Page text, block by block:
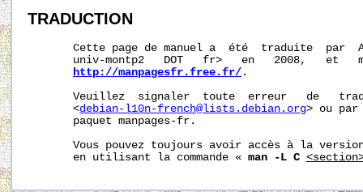
TRADUCTION
Cette page de manuel a  été  traduite  par
univ-montp2   DOT   fr>   en   2008,   et
http://manpagesfr.free.fr/ .
Veuillez  signaler  toute  erreur   de
       <
debian-l10n-french@lists.debian.org> ou par
       paquet manpages-fr.
Vous pouvez toujours avoir accès à la
       en utilisant la commande «
man -L C